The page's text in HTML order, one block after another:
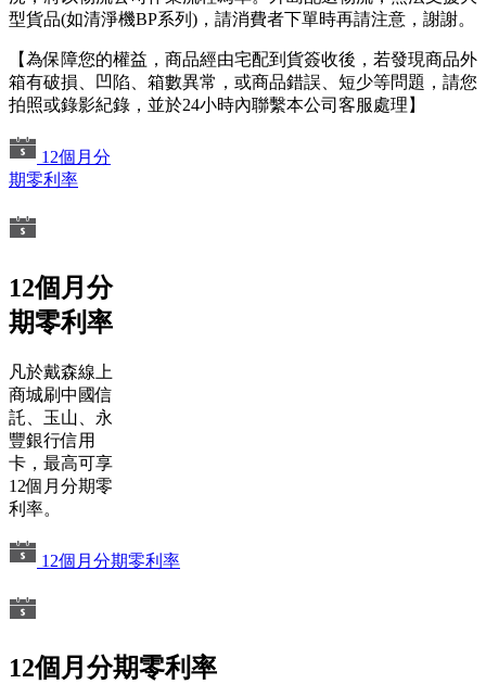
型貨品(如清淨機BP系列)，請消費者下單時再請注意，謝謝。
【為保障您的權益，商品經由宅配到貨簽收後，若發現商品外
箱有破損、凹陷、箱數異常，或商品錯誤、短少等問題，請您
拍照或錄影紀錄，並於24小時內聯繫本公司客服處理】
12個月分
期零利率
12個月分
期零利率
凡於戴森線上
商城刷中國信
託、玉山、永
豐銀行信用
卡，最高可享
12個月分期零
利率。
12個月分期零利率
12個月分期零利率